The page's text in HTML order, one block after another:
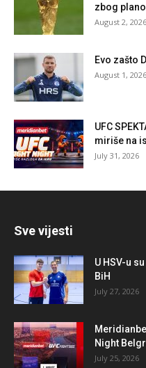
zbog
August 2, 2026
Evo zašto
August 1, 2026
UFC
miriše na
July 31, 2026
Sve vijesti
U HSV-u
BiH
July 27, 2026
Night
July 25, 2026